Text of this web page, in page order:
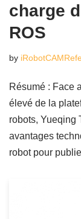
charge
ROS
by
Résumé : Face
élevé de la
robots, Yueqing
avantages
robot pour